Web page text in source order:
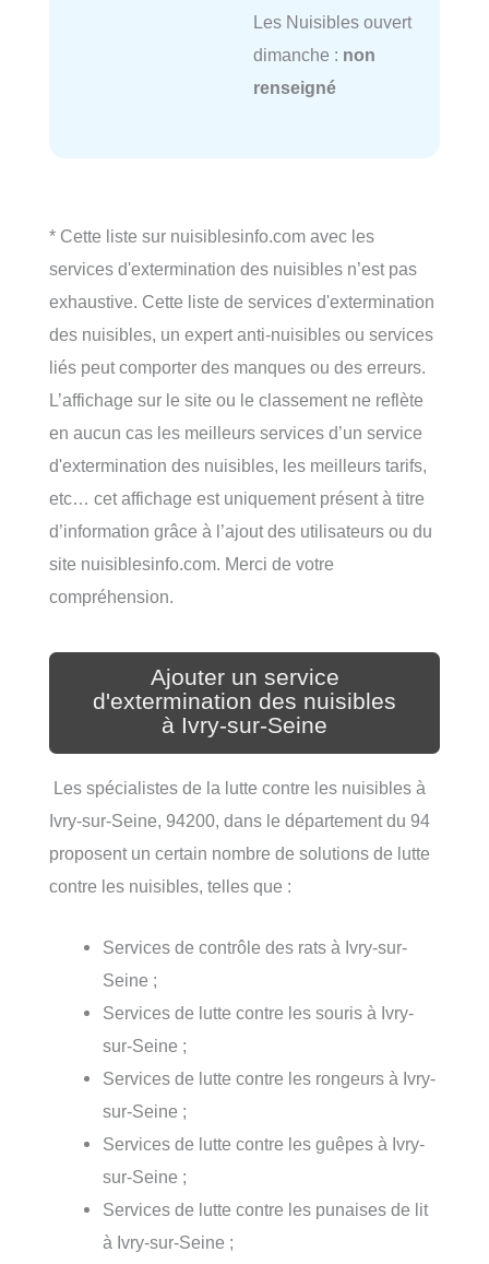
Les Nuisibles ouvert
dimanche : non
renseigné
* Cette liste sur nuisiblesinfo.com avec les
services d'extermination des nuisibles n’est pas
exhaustive. Cette liste de services d'extermination
des nuisibles, un expert anti-nuisibles ou services
liés peut comporter des manques ou des erreurs.
L’affichage sur le site ou le classement ne reflète
en aucun cas les meilleurs services d’un service
d'extermination des nuisibles, les meilleurs tarifs,
etc… cet affichage est uniquement présent à titre
d’information grâce à l’ajout des utilisateurs ou du
site nuisiblesinfo.com. Merci de votre
compréhension.
Ajouter un service
d'extermination des nuisibles
à Ivry-sur-Seine
Les spécialistes de la lutte contre les nuisibles à
Ivry-sur-Seine, 94200, dans le département du 94
proposent un certain nombre de solutions de lutte
contre les nuisibles, telles que :
Services de contrôle des rats à Ivry-sur-
Seine ;
Services de lutte contre les souris à Ivry-
sur-Seine ;
Services de lutte contre les rongeurs à Ivry-
sur-Seine ;
Services de lutte contre les guêpes à Ivry-
sur-Seine ;
Services de lutte contre les punaises de lit
à Ivry-sur-Seine ;